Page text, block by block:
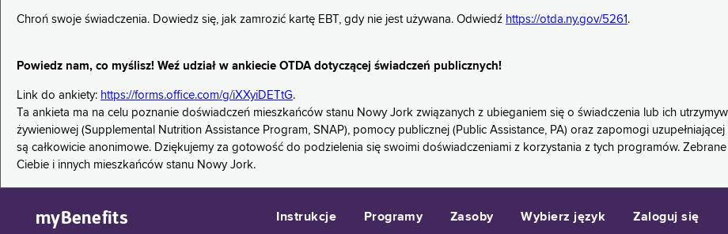
Chroń swoje świadczenia. Dowiedz się, jak zamrozić kartę EBT, gdy nie jest używana. Odwiedź https://otda.ny.gov/5261 .
Powiedz nam, co myślisz! Weź udział w ankiecie OTDA dotyczącej świadczeń publicznych!
Link do ankiety: https://forms.office.com/g/iXXyiDETtG.
Ta ankieta ma na celu poznanie doświadczeń mieszkańców stanu Nowy Jork związanych z ubieganiem się o świadczenia lub ich
żywieniowej (Supplemental Nutrition Assistance Program, SNAP), pomocy publicznej (Public Assistance, PA) oraz zapomogi
są całkowicie anonimowe. Dziękujemy za gotowość do podzielenia się swoimi doświadczeniami z korzystania z tych programów.
Ciebie i innych mieszkańców stanu Nowy Jork.
myBenefits Instrukcje Programy Zasoby Wybierz język Zaloguj się